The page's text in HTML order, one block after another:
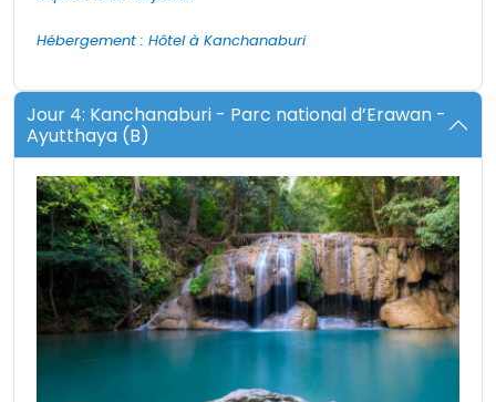
Hébergement : Hôtel à Kanchanaburi
Jour 4: Kanchanaburi - Parc national d’Erawan -
Ayutthaya (B)